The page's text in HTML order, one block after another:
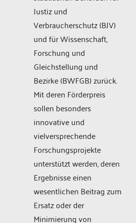
Justiz und
Verbraucherschutz (BJV)
und für Wissenschaft,
Forschung und
Gleichstellung und
Bezirke (BWFGB) zurück.
Mit deren Förderpreis
sollen besonders
innovative und
vielversprechende
Forschungsprojekte
unterstützt werden, deren
Ergebnisse einen
wesentlichen Beitrag zum
Ersatz oder der
Minimierung von